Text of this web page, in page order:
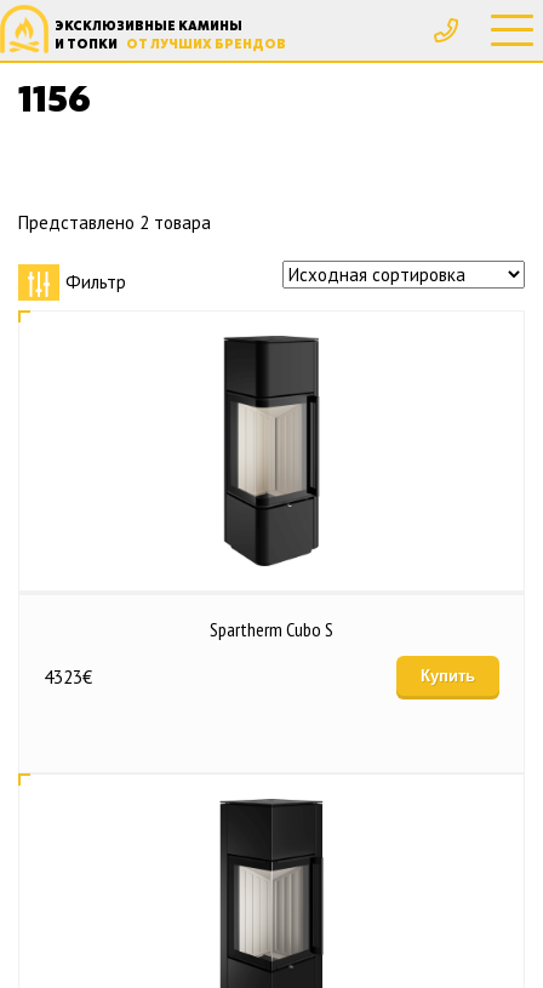
ЭКСКЛЮЗИВНЫЕ КАМИНЫ
И ТОПКИ ОТ ЛУЧШИХ БРЕНДОВ
1156
Главная Товар Высота, мм
Представлено 2 товара
Фильтр
Spartherm Cubo S
4323€ Купить